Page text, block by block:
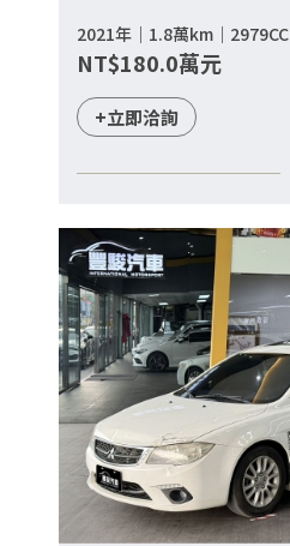
2021年｜1.8萬km｜2979CC
NT$180.0萬元
+立即洽詢